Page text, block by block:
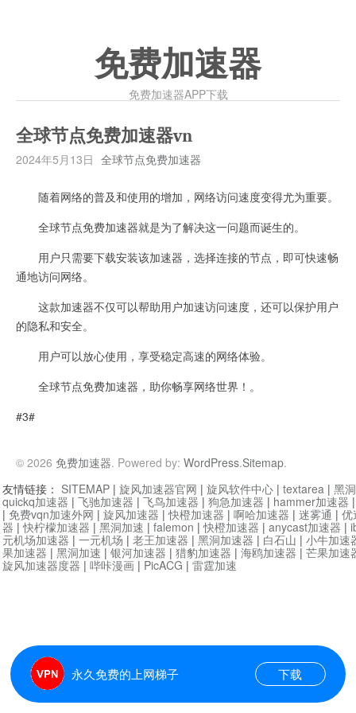
免费加速器
免费加速器APP下载
全球节点免费加速器vn
2024年5月13日 全球节点免费加速器
随着网络的普及和使用的增加，网络访问速度变得尤为重要。
全球节点免费加速器就是为了解决这一问题而诞生的。
用户只需要下载安装该加速器，选择连接的节点，即可快速畅
通地访问网络。
这款加速器不仅可以帮助用户加速访问速度，还可以保护用户
的隐私和安全。
用户可以放心使用，享受稳定高速的网络体验。
全球节点免费加速器，助你畅享网络世界！。
#3#
© 2026 免费加速器. Powered by: WordPress.Sitemap.
永久免费的上网梯子 下载
友情链接： SITEMAP | 旋风加速器官网 | 旋风软件中心 | textarea | 黑
quickq加速器 | 飞驰加速器 | 飞鸟加速器 | 狗急加速器 | hammer加速器
| 免费vqn加速外网 | 旋风加速器 |快橙加速器 | 啊哈加速器 | 迷雾通 | 优
器 |快柠檬加速器 | 黑洞加速 | falemon |快橙加速器 | anycast加速器 |
元机场加速器 | 一元机场 | 老王加速器 | 黑洞加速器 | 白石山 | 小牛加速
果加速器 | 黑洞加速 | 银河加速器 | 猎豹加速器 | 海鸥加速器 | 芒果加速
旋风加速器度器 | 哔咔漫画 | PicACG | 雷霆加速